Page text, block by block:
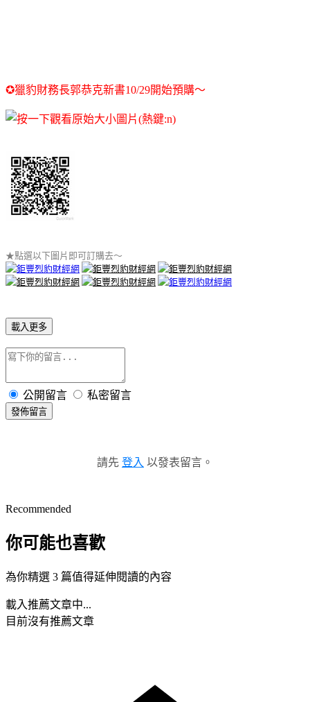
✪獵豹財務長郭恭克新書10/29開始預購～
★點選以下圖片即可訂購去～
載入更多
公開留言 私密留言
發佈留言
請先 登入 以發表留言。
Recommended
你可能也喜歡
為你精選 3 篇值得延伸閱讀的內容
載入推薦文章中...
目前沒有推薦文章